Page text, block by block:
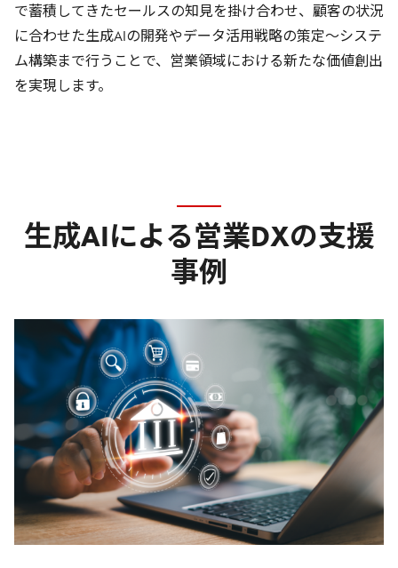
で蓄積してきたセールスの知見を掛け合わせ、顧客の状況
に合わせた生成AIの開発やデータ活用戦略の策定～システ
ム構築まで行うことで、営業領域における新たな価値創出
を実現します。
生成AIによる営業DXの支援
事例